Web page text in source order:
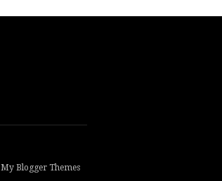
My Blogger Themes